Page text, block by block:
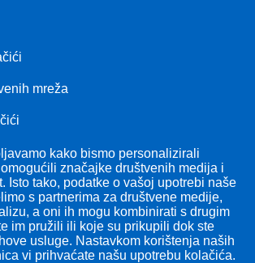
Pratite nas!
mreža
kako bismo personalizirali
značajke društvenih medija i
Isto tako, podatke o vašoj upotrebi naše
s partnerima za društvene medije,
a oni ih mogu kombinirati s drugim
im pružili ili koje su prikupili dok ste
usluge. Nastavkom korištenja naših
vi prihvaćate našu upotrebu kolačića.